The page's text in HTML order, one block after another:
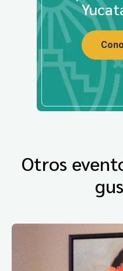
Otros